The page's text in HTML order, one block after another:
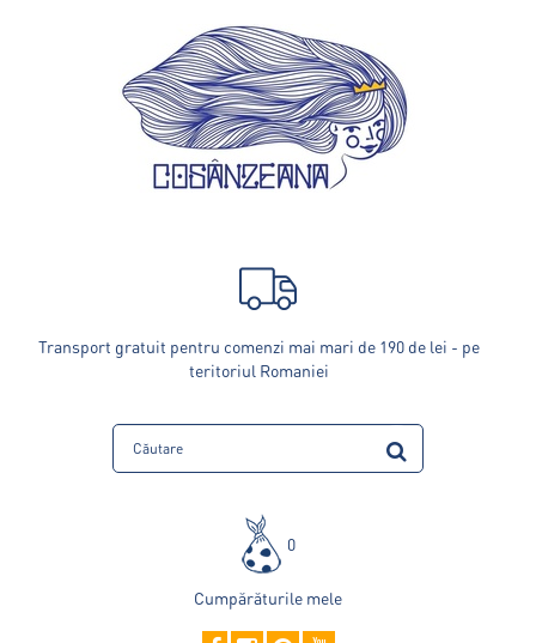
Transport gratuit pentru comenzi mai mari de 190 de lei - pe
teritoriul Romaniei
0
Cumpărăturile mele